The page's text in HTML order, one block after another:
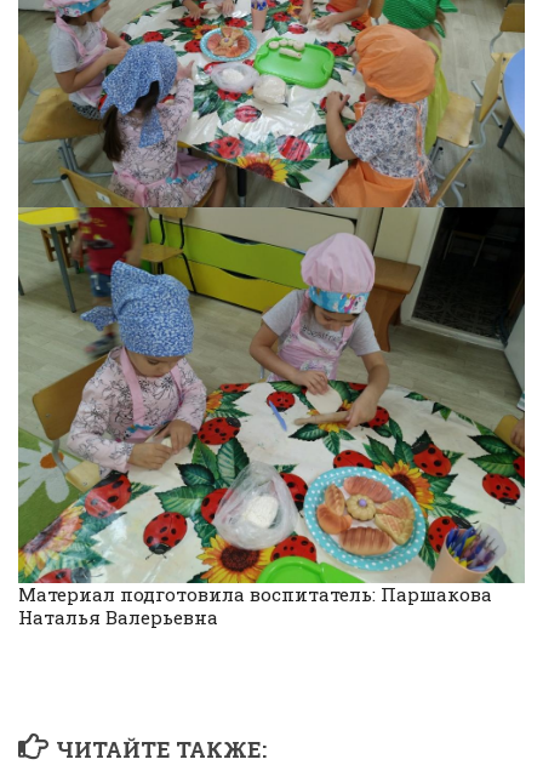
Материал подготовила воспитатель: Паршакова
Наталья Валерьевна
ЧИТАЙТЕ ТАКЖЕ: